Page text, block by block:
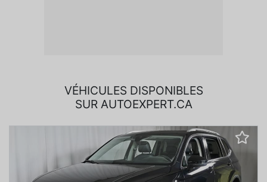
VÉHICULES DISPONIBLES
SUR AUTOEXPERT.CA